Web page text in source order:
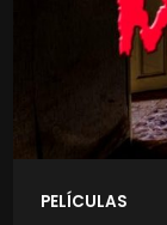
PELÍCULAS